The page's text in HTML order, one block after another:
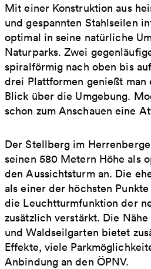
Mit einer Konstruktion aus
und gespannten Stahlseilen
optimal in seine natürliche
Naturparks. Zwei
spiralförmig nach oben bis
drei Plattformen genießt man
Blick über die Umgebung.
schon zum Anschauen eine
Der Stellberg im
seinen 580 Metern Höhe als
den Aussichtsturm an. Die
als einer der höchsten
die Leuchtturmfunktion der
zusätzlich verstärkt. Die
und Waldseilgarten bietet
Effekte, viele
Anbindung an den ÖPNV.